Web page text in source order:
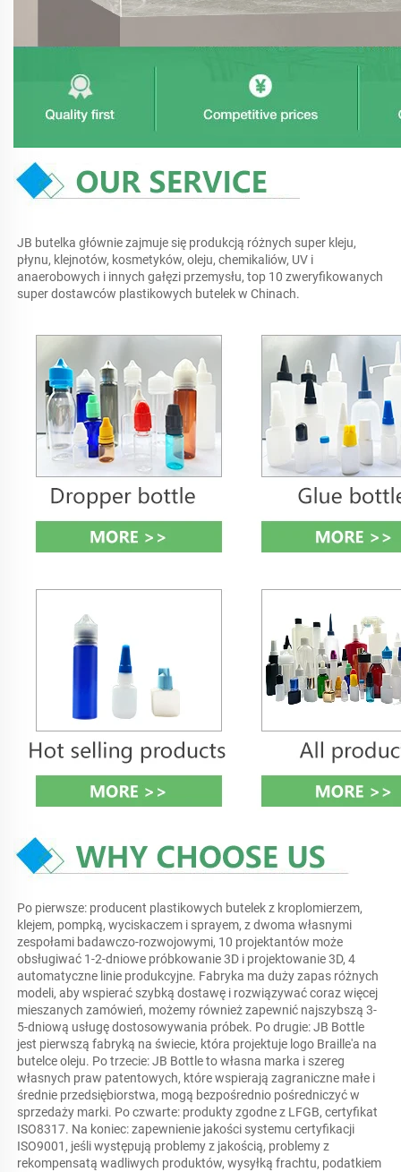
JB butelka głównie zajmuje się produkcją różnych super kleju,
płynu, klejnotów, kosmetyków, oleju, chemikaliów, UV i
anaerobowych i innych gałęzi przemysłu, top 10 zweryfikowanych
super dostawców plastikowych butelek w Chinach.
Po pierwsze: producent plastikowych butelek z kroplomierzem,
klejem, pompką, wyciskaczem i sprayem, z dwoma własnymi
zespołami badawczo-rozwojowymi, 10 projektantów może
obsługiwać 1-2-dniowe próbkowanie 3D i projektowanie 3D, 4
automatyczne linie produkcyjne. Fabryka ma duży zapas różnych
modeli, aby wspierać szybką dostawę i rozwiązywać coraz więcej
mieszanych zamówień, możemy również zapewnić najszybszą 3-
5-dniową usługę dostosowywania próbek. Po drugie: JB Bottle
jest pierwszą fabryką na świecie, która projektuje logo Braille'a na
butelce oleju. Po trzecie: JB Bottle to własna marka i szereg
własnych praw patentowych, które wspierają zagraniczne małe i
średnie przedsiębiorstwa, mogą bezpośrednio pośredniczyć w
sprzedaży marki. Po czwarte: produkty zgodne z LFGB, certyfikat
ISO8317. Na koniec: zapewnienie jakości systemu certyfikacji
ISO9001, jeśli występują problemy z jakością, problemy z
rekompensatą wadliwych produktów, wysyłką frachtu, podatkiem